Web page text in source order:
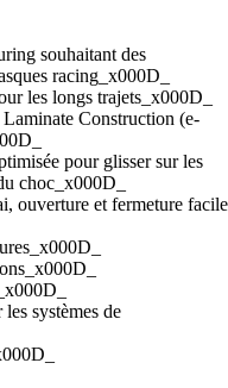
souhaitant des
racing_x000D_
les longs trajets_x000D_
Construction (e-
pour glisser sur les
choc_x000D_
ouverture et fermeture facile
systèmes de